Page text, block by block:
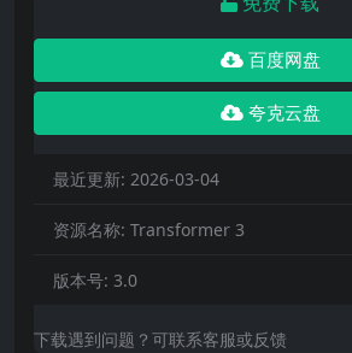
百度网盘
夸克云盘
最近更新: 2026-03-04
资源名称: Transformer 3
版本号: 3.0
下载遇到问题？可联系客服或反馈